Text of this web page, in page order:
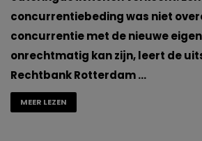
concurrentiebeding was niet
concurrentie met de nieuwe
onrechtmatig kan zijn, leert de
Rechtbank Rotterdam …
MEER LEZEN